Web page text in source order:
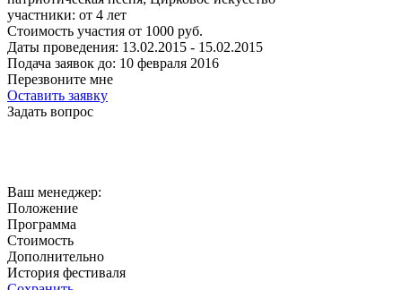
участники: от 4 лет
Стоимость участия от 1000 руб.
Даты проведения: 13.02.2015 - 15.02.2015
Подача заявок до: 10 февраля 2016
Перезвоните мне
Оставить заявку
Задать вопрос
Ваш менеджер:
Положение
Программа
Стоимость
Дополнительно
История фестиваля